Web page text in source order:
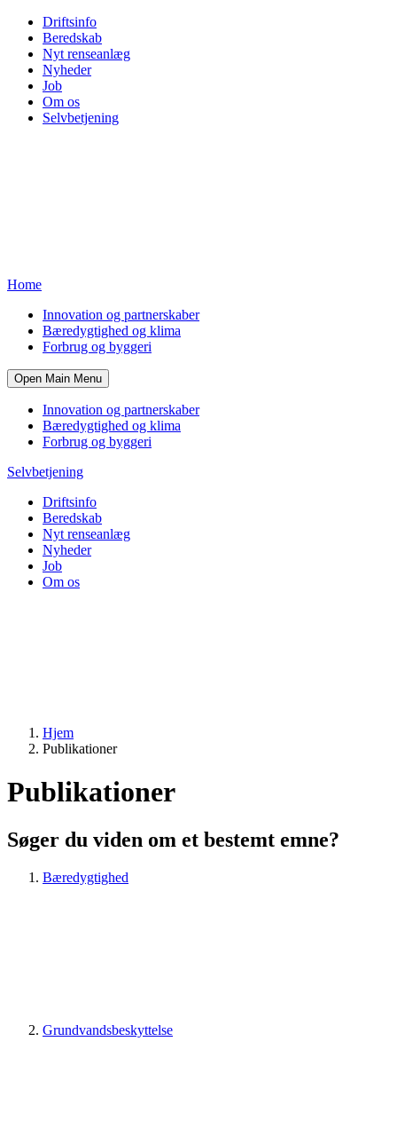
Driftsinfo
Beredskab
Nyt renseanlæg
Nyheder
Job
Om os
Selvbetjening
Home
Innovation og partnerskaber
Bæredygtighed og klima
Forbrug og byggeri
Open Main Menu
Innovation og partnerskaber
Bæredygtighed og klima
Forbrug og byggeri
Selvbetjening
Driftsinfo
Beredskab
Nyt renseanlæg
Nyheder
Job
Om os
Hjem
Publikationer
Publikationer
Søger du viden om et bestemt emne?
Bæredygtighed
Grundvandsbeskyttelse